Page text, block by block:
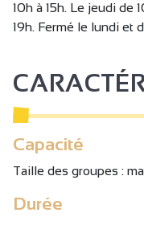
10h à 15h. Le jeudi de
19h. Fermé le lundi et
Capacité
Taille des groupes :
Durée